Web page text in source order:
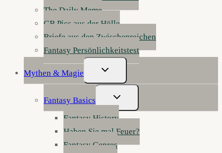
The Daily Meme
GB Pics aus der Hölle
Briefe aus den Zwischenreichen
Fantasy Persönlichkeitstest
Mythen & Magie
Untermenü
Umschalten
Fantasy Basics
Untermenü
Umschalten
Fantasy History
Haben Sie mal Feuer?
Fantasy Genres